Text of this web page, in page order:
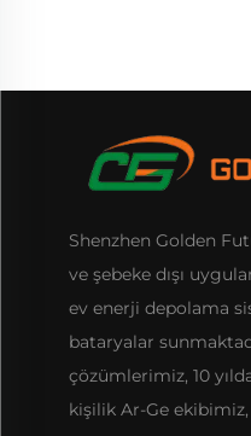
Shenzhen Golden
ve şebeke dışı
ev enerji depolama
bataryalar
çözümlerimiz, 10
kişilik Ar-Ge